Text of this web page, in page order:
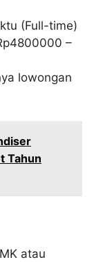
(Full-time)
4800000 –
lowongan
Tahun
atau